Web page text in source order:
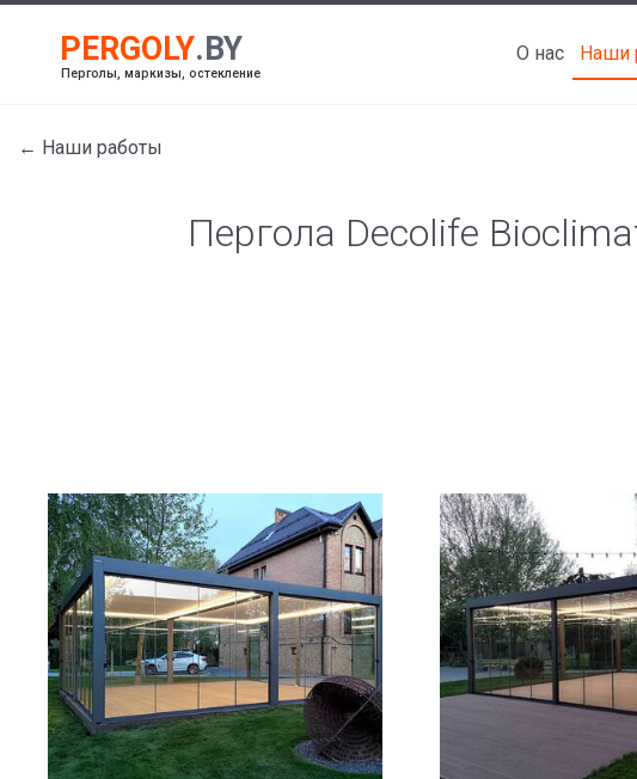
Перголы, маркизы, остекление
О нас Наши
← Наши работы
Пергола Decolife